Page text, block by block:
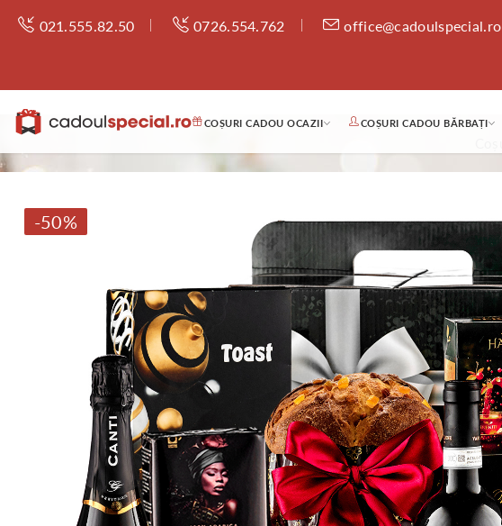
021.555.82.50 0726.554.762 office@cadoulspecial.ro
COȘURI CADOU OCAZII COȘURI CADOU BĂRBAȚI
-50%